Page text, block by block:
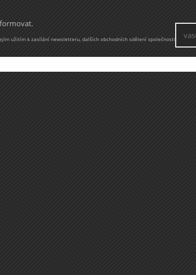
užitím k zasílání newsletteru, dalších obchodních sdělení společnosti